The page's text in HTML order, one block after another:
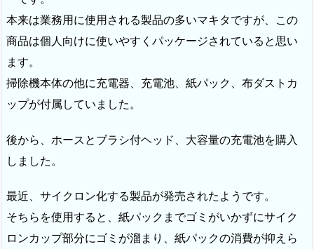
本来は業務用に使用される製品の多いマキタですが、この
商品は個人向けに使いやすくパッケージされていると思い
ます。
掃除機本体の他に充電器、充電池、紙パック、布ダストカ
ップが付属していました。
後から、ホースとブラシ付ヘッド、大容量の充電池を購入
しました。
最近、サイクロン化する製品が発売されたようです。
そちらを使用すると、紙パックまでゴミがいかずにサイク
ロンカップ部分にゴミが溜まり、紙パックの消費が抑えら